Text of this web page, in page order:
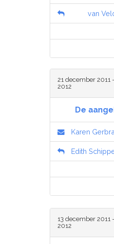
van
21 december 2011
2012
De
Karen
Edith
13 december 2011
2012